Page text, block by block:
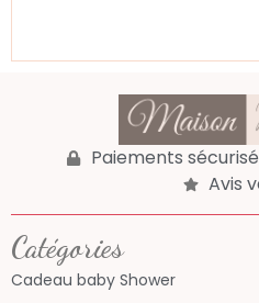
Paiements
Avis
Catégories
Cadeau baby Shower